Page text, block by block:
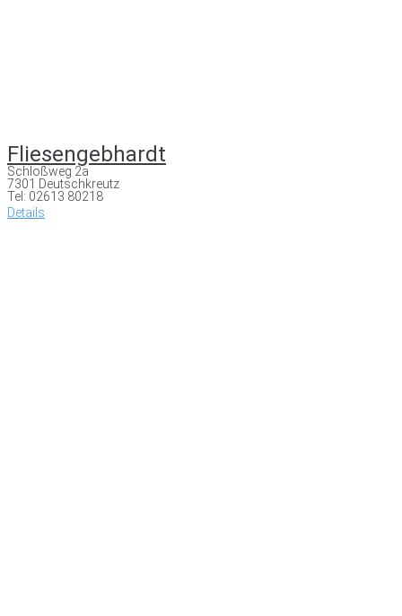
Fliesengebhardt
Schloßweg 2a
7301 Deutschkreutz
Tel: 02613 80218
Details